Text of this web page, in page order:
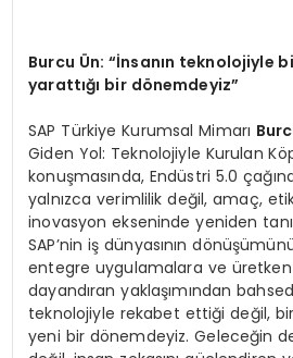
Burcu Ün:“İnsanın teknolojiyle
yarattığı bir dönemdeyiz”
SAP Türkiye Kurumsal Mimarı
Giden Yol: Teknolojiyle Kurulan
konuşmasında, Endüstri 5.0
yalnızca verimlilik değil, amaç,
inovasyon ekseninde yeniden
SAP’nin iş dünyasının
entegre uygulamalara ve
dayandıran yaklaşımından
teknolojiyle rekabet ettiği değil,
yeni bir dönemdeyiz. Geleceğin